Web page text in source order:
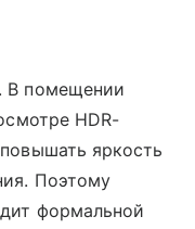
В помещении
HDR-
яркость
Поэтому
формальной